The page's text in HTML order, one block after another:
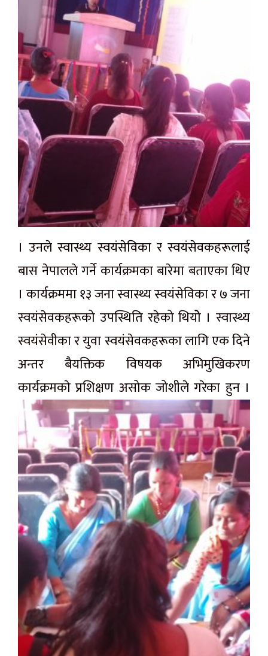
। उनले स्वास्थ्य स्वयंसेविका र स्वयंसेवकहरूलाई
बास नेपालले गर्ने कार्यक्रमका बारेमा बताएका थिए
। कार्यक्रममा १३ जना स्वास्थ्य स्वयंसेविका र ७ जना
स्वयंसेवकहरूको उपस्थिति रहेको थियोे । स्वास्थ्य
स्वयंसेवीका र युवा स्वयंसेवकहरूका लागि एक दिने
अन्तर बैयक्तिक विषयक अभिमुखिकरण
कार्यक्रमकाे प्रशिक्षण असोक जोशीले गरेका हुन ।